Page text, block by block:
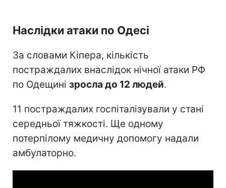
Наслідки атаки по Одесі
За словами Кіпера, кількість
постраждалих внаслідок нічної атаки РФ
по Одещині зросла до 12 людей.
11 постраждалих госпіталізували у стані
середньої тяжкості. Ще одному
потерпілому медичну допомогу надали
амбулаторно.